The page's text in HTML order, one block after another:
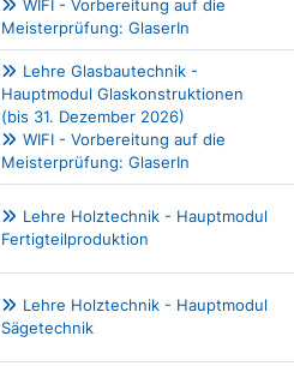
WIFI - Vorbereitung auf die
Meisterprüfung: GlaserIn
Lehre Glasbautechnik -
Hauptmodul Glaskonstruktionen
(bis 31. Dezember 2026)
WIFI - Vorbereitung auf die
Meisterprüfung: GlaserIn
Lehre Holztechnik - Hauptmodul
Fertigteilproduktion
Lehre Holztechnik - Hauptmodul
Sägetechnik